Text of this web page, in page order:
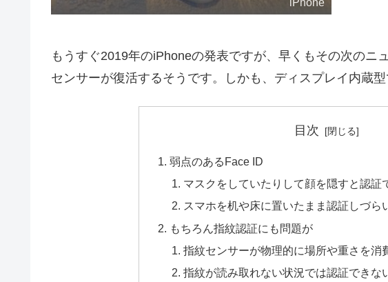
もうすぐ2019年のiPhoneの発表ですが、早くもその次のニ
センサーが復活するそうです。しかも、ディスプレイ内蔵型
目次
弱点のあるFace ID
マスクをしていたりして顔を隠すと認証
スマホを机や床に置いたまま認証しづら
もちろん指紋認証にも問題が
指紋センサーが物理的に場所や重さを消
指紋が読み取れない状況では認証できな